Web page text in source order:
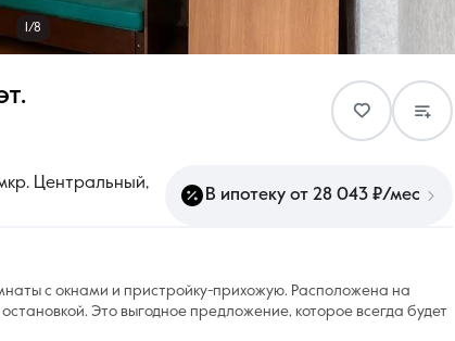
Контакты
8 (861) 297-00-00
Ежедневно с 08:30 до 20:00
1/8
Центральный,
В ипотеку от 28 043 ₽/мес
с окнами и пристройку-прихожую. Расположена на
Это выгодное предложение, которое всегда будет